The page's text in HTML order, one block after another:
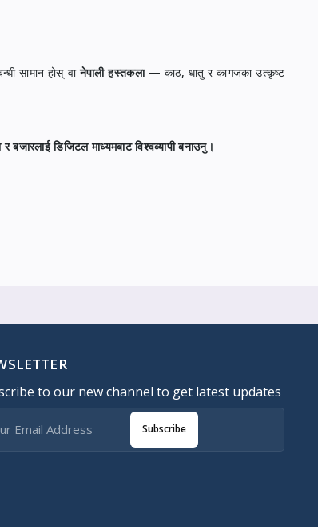
सामान होस् वानेपाली हस्तकला — काठ, धातु र कागजका उत्कृष्ट
बजारलाई डिजिटल माध्यमबाट विश्वव्यापी बनाउनु।
to our new channel to get latest updates
Subscribe